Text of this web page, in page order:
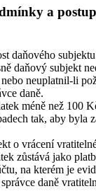
a
daňového
daňový subjekt
neuplatnil-li
daně.
méně než 100
tak, aby byla
o vrácení
zůstává jako
na kterém je
daně